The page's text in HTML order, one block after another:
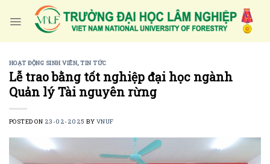
HOẠT ĐỘNG SINH VIÊN,TIN TỨC
Lễ trao bằng tốt nghiệp đại học ngành
Quản lý Tài nguyên rừng
POSTED ON 23-02-2025 BY VNUF